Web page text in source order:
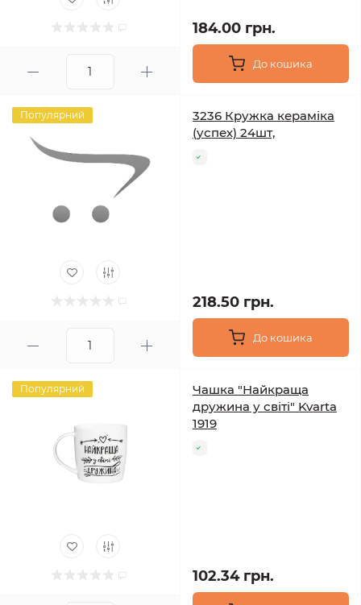
184.00 грн.
До кошика
Популярний
3236 Кружка кераміка
(успех) 24шт,
218.50 грн.
До кошика
Популярний
Чашка "Найкраща
дружина у світі" Kvarta
1919
102.34 грн.